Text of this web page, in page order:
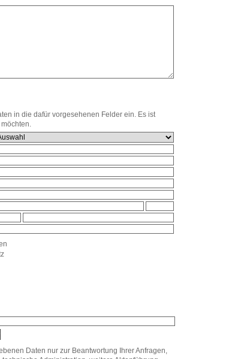
in die dafür vorgesehenen Felder ein. Es ist
Daten nur zur Beantwortung Ihrer Anfragen,